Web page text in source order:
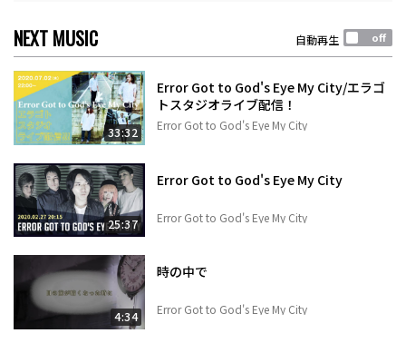
NEXT MUSIC 自動再生
33:32
Error Got to God's Eye My City/エラゴ
トスタジオライブ配信！
Error Got to God's Eye My City
25:37
Error Got to God's Eye My City
Error Got to God's Eye My City
4:34
時の中で
Error Got to God's Eye My City